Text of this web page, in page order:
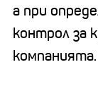
а при
контрол за
компанията.